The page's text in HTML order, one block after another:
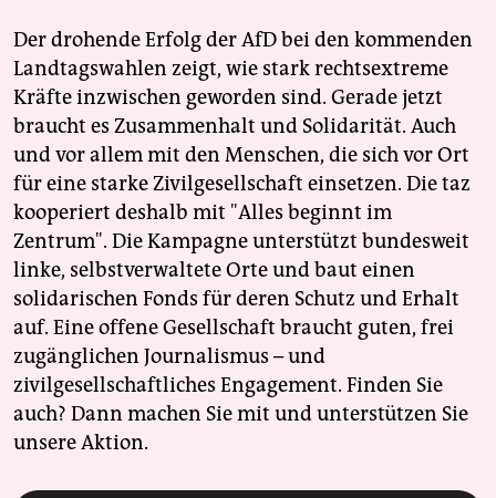
Der drohende Erfolg der AfD bei den kommenden
Landtagswahlen zeigt, wie stark rechtsextreme
Kräfte inzwischen geworden sind. Gerade jetzt
braucht es Zusammenhalt und Solidarität. Auch
und vor allem mit den Menschen, die sich vor Ort
für eine starke Zivilgesellschaft einsetzen. Die taz
kooperiert deshalb mit "Alles beginnt im
Zentrum". Die Kampagne unterstützt bundesweit
linke, selbstverwaltete Orte und baut einen
solidarischen Fonds für deren Schutz und Erhalt
auf. Eine offene Gesellschaft braucht guten, frei
zugänglichen Journalismus – und
zivilgesellschaftliches Engagement. Finden Sie
auch? Dann machen Sie mit und unterstützen Sie
unsere Aktion.